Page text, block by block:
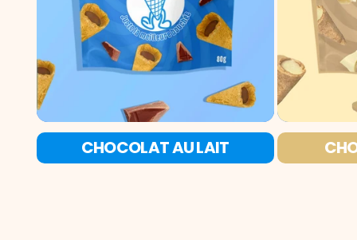
CHOCOLAT AU LAIT